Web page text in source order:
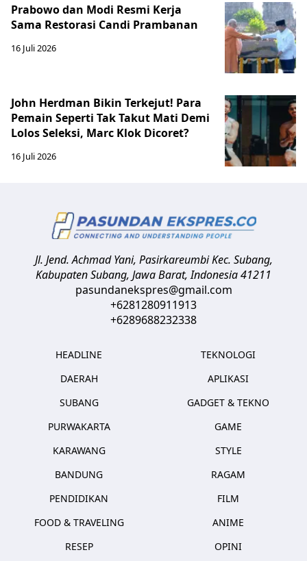
Prabowo dan Modi Resmi Kerja
Sama Restorasi Candi Prambanan
16 Juli 2026
John Herdman Bikin Terkejut! Para
Pemain Seperti Tak Takut Mati Demi
Lolos Seleksi, Marc Klok Dicoret?
16 Juli 2026
Jl. Jend. Achmad Yani, Pasirkareumbi Kec. Subang,
Kabupaten Subang, Jawa Barat,Indonesia41211
pasundanekspres@gmail.com
+6281280911913
+6289688232338
HEADLINE
DAERAH
SUBANG
PURWAKARTA
KARAWANG
BANDUNG
PENDIDIKAN
FOOD & TRAVELING
RESEP
TEKNOLOGI
APLIKASI
GADGET & TEKNO
GAME
STYLE
RAGAM
FILM
ANIME
OPINI